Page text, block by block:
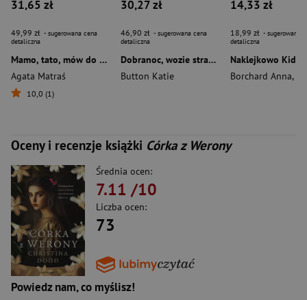
31,65 zł
49,99 zł - sugerowana cena
detaliczna
Mamo, tato, mów do mnie. Mój dzień
Agata Matraś
10,0 (1)
30,27 zł
46,90 zł - sugerowana cena
detaliczna
Dobranoc, wozie strażacki!
Button Katie
14,33 zł
18,99 zł - sugerowana
detaliczna
Borchard Anna,
Oceny i recenzje książki Córka z Werony
Średnia ocen:
7.11 /10
Liczba ocen:
73
Powiedz nam, co myślisz!